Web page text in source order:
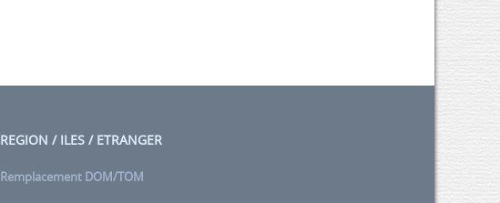
REGION / ILES / ETRANGER
Remplacement DOM/TOM